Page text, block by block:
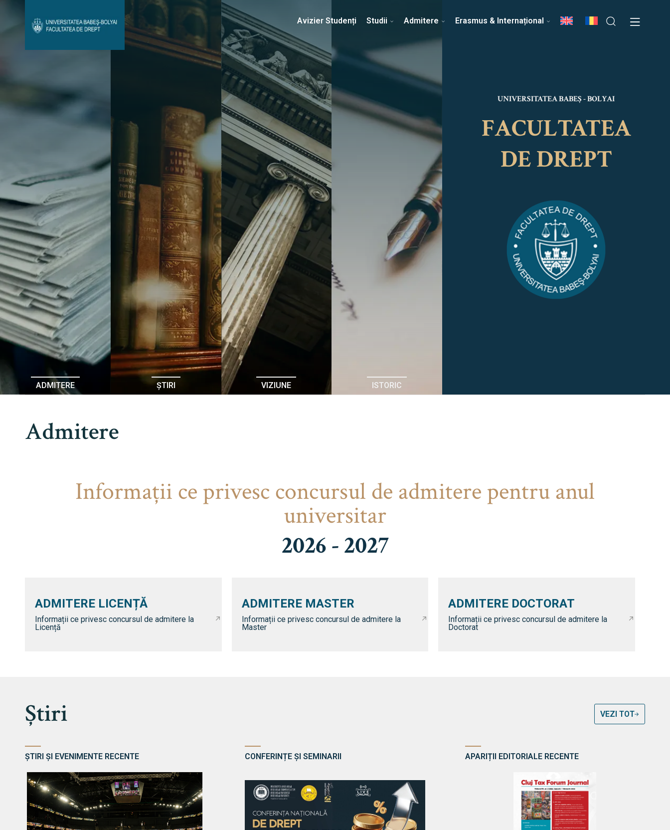
Avizier Studenți Admitere Erasmus & Internațional Despre Facultate Știri Echipa Facultății
Contact
Avizier Studenți Studii Admitere Erasmus & Internațional
ADMITERE ȘTIRI VIZIUNE ISTORIC
UNIVERSITATEA BABEȘ - BOLYAI
FACULTATEA
DE DREPT
Admitere
Informaţii ce privesc concursul de admitere pentru anul
universitar
2026 - 2027
ADMITERE LICENȚĂ
Informații ce privesc concursul de admitere la
Licență
ADMITERE MASTER
Informații ce privesc concursul de admitere la
Master
ADMITERE DOCTORAT
Informații ce privesc concursul de admitere la
Doctorat
Știri VEZI TOT
ȘTIRI ȘI EVENIMENTE RECENTE CONFERINȚE ȘI SEMINARII APARIȚII EDITORIALE RECENTE